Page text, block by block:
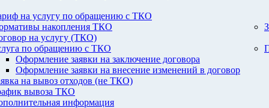
на услугу по обращению с ТКО
накопления ТКО
на услугу (ТКО)
по обращению с ТКО
Оформление заявки на заключение договора
Оформление заявки на внесение изменений в договор
на вывоз отходов (не ТКО)
вывоза ТКО
информация